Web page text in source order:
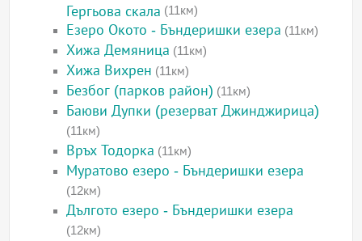
Гергьова скала (11км)
Езеро Окото - Бъндеришки езера (11км)
Хижа Демяница (11км)
Хижа Вихрен (11км)
Безбог (парков район) (11км)
Баюви Дупки (резерват Джинджирица)
(11км)
Връх Тодорка (11км)
Муратово езеро - Бъндеришки езера
(12км)
Дългото езеро - Бъндеришки езера
(12км)